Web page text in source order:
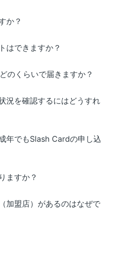
か？
はできますか？
のくらいで届きますか？
況を確認するにはどうすれ
年でもSlash Cardの申し込
ますか？
加盟店）があるのはなぜで